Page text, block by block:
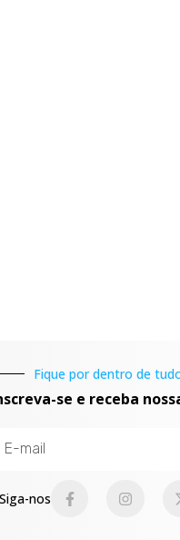
Fique por dentro de
se e receba
Siga-nos